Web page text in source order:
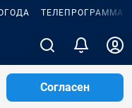
ТЕЛЕПРОГРАММА
Согласен